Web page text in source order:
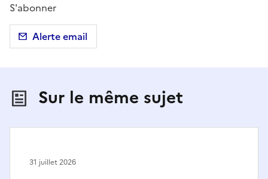
S'abonner
Alerte email
Sur le même sujet
31 juillet 2026